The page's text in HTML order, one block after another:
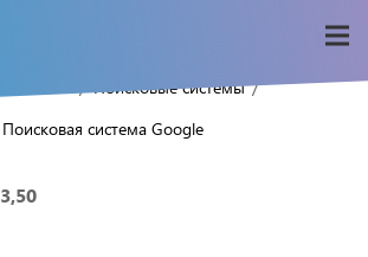
Поисковые системы /
Поисковая система Google
3,50